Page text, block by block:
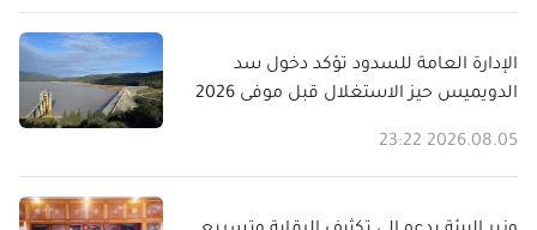
الإدارة العامة للسدود تؤكد دخول سد
الدويميس حيز الاستغلال قبل موفى 2026
2026.08.05 23:22